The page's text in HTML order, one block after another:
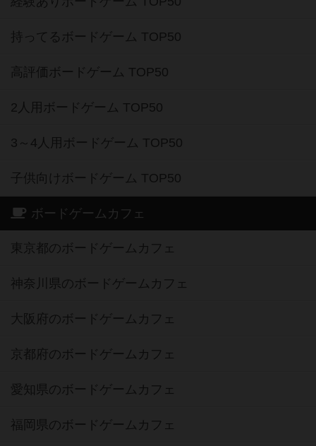
持ってるボードゲーム TOP50
高評価ボードゲーム TOP50
2人用ボードゲーム TOP50
3～4人用ボードゲーム TOP50
子供向けボードゲーム TOP50
ボードゲームカフェ
東京都のボードゲームカフェ
神奈川県のボードゲームカフェ
大阪府のボードゲームカフェ
京都府のボードゲームカフェ
愛知県のボードゲームカフェ
福岡県のボードゲームカフェ